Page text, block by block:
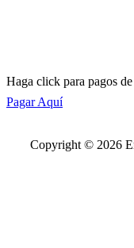
Haga click para pagos
Pagar Aquí
Copyright © 2026